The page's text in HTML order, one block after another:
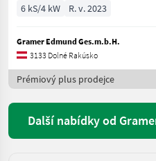
6 kS/4 kW R. v. 2023
Gramer Edmund Ges.m.b.H.
3133 Dolné Rakúsko
Prémiový plus prodejce
Další nabídky od